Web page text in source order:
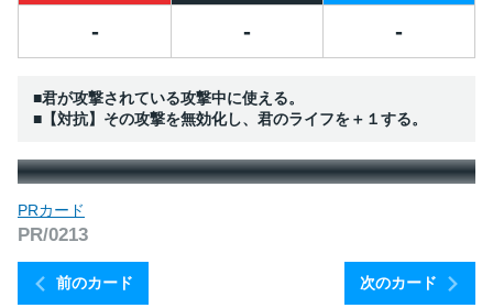
- - -
■君が攻撃されている攻撃中に使える。
■【対抗】その攻撃を無効化し、君のライフを＋１する。
前のカード
PRカード
PR/0213
次のカード